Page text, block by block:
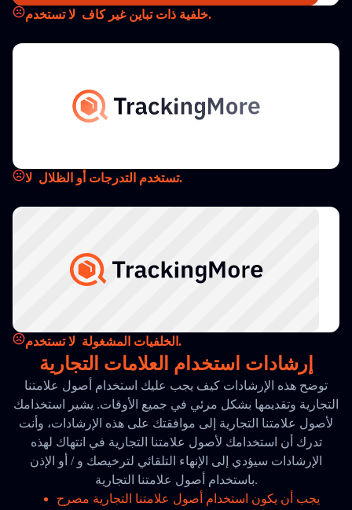
لا تستخدم خلفية ذات تباين غير كاف.
لا تستخدم التدرجات أو الظلال.
لا تستخدم الخلفيات المشغولة.
إرشادات استخدام العلامات التجارية
توضح هذه الإرشادات كيف يجب عليك استخدام أصول علامتنا
التجارية وتقديمها بشكل مرئي في جميع الأوقات. يشير استخدامك
لأصول علامتنا التجارية إلى موافقتك على هذه الإرشادات، وأنت
تدرك أن استخدامك لأصول علامتنا التجارية في انتهاك لهذه
الإرشادات سيؤدي إلى الإنهاء التلقائي لترخيصك و / أو الإذن
باستخدام أصول علامتنا التجارية.
يجب أن يكون استخدام أصول علامتنا التجارية مصرح